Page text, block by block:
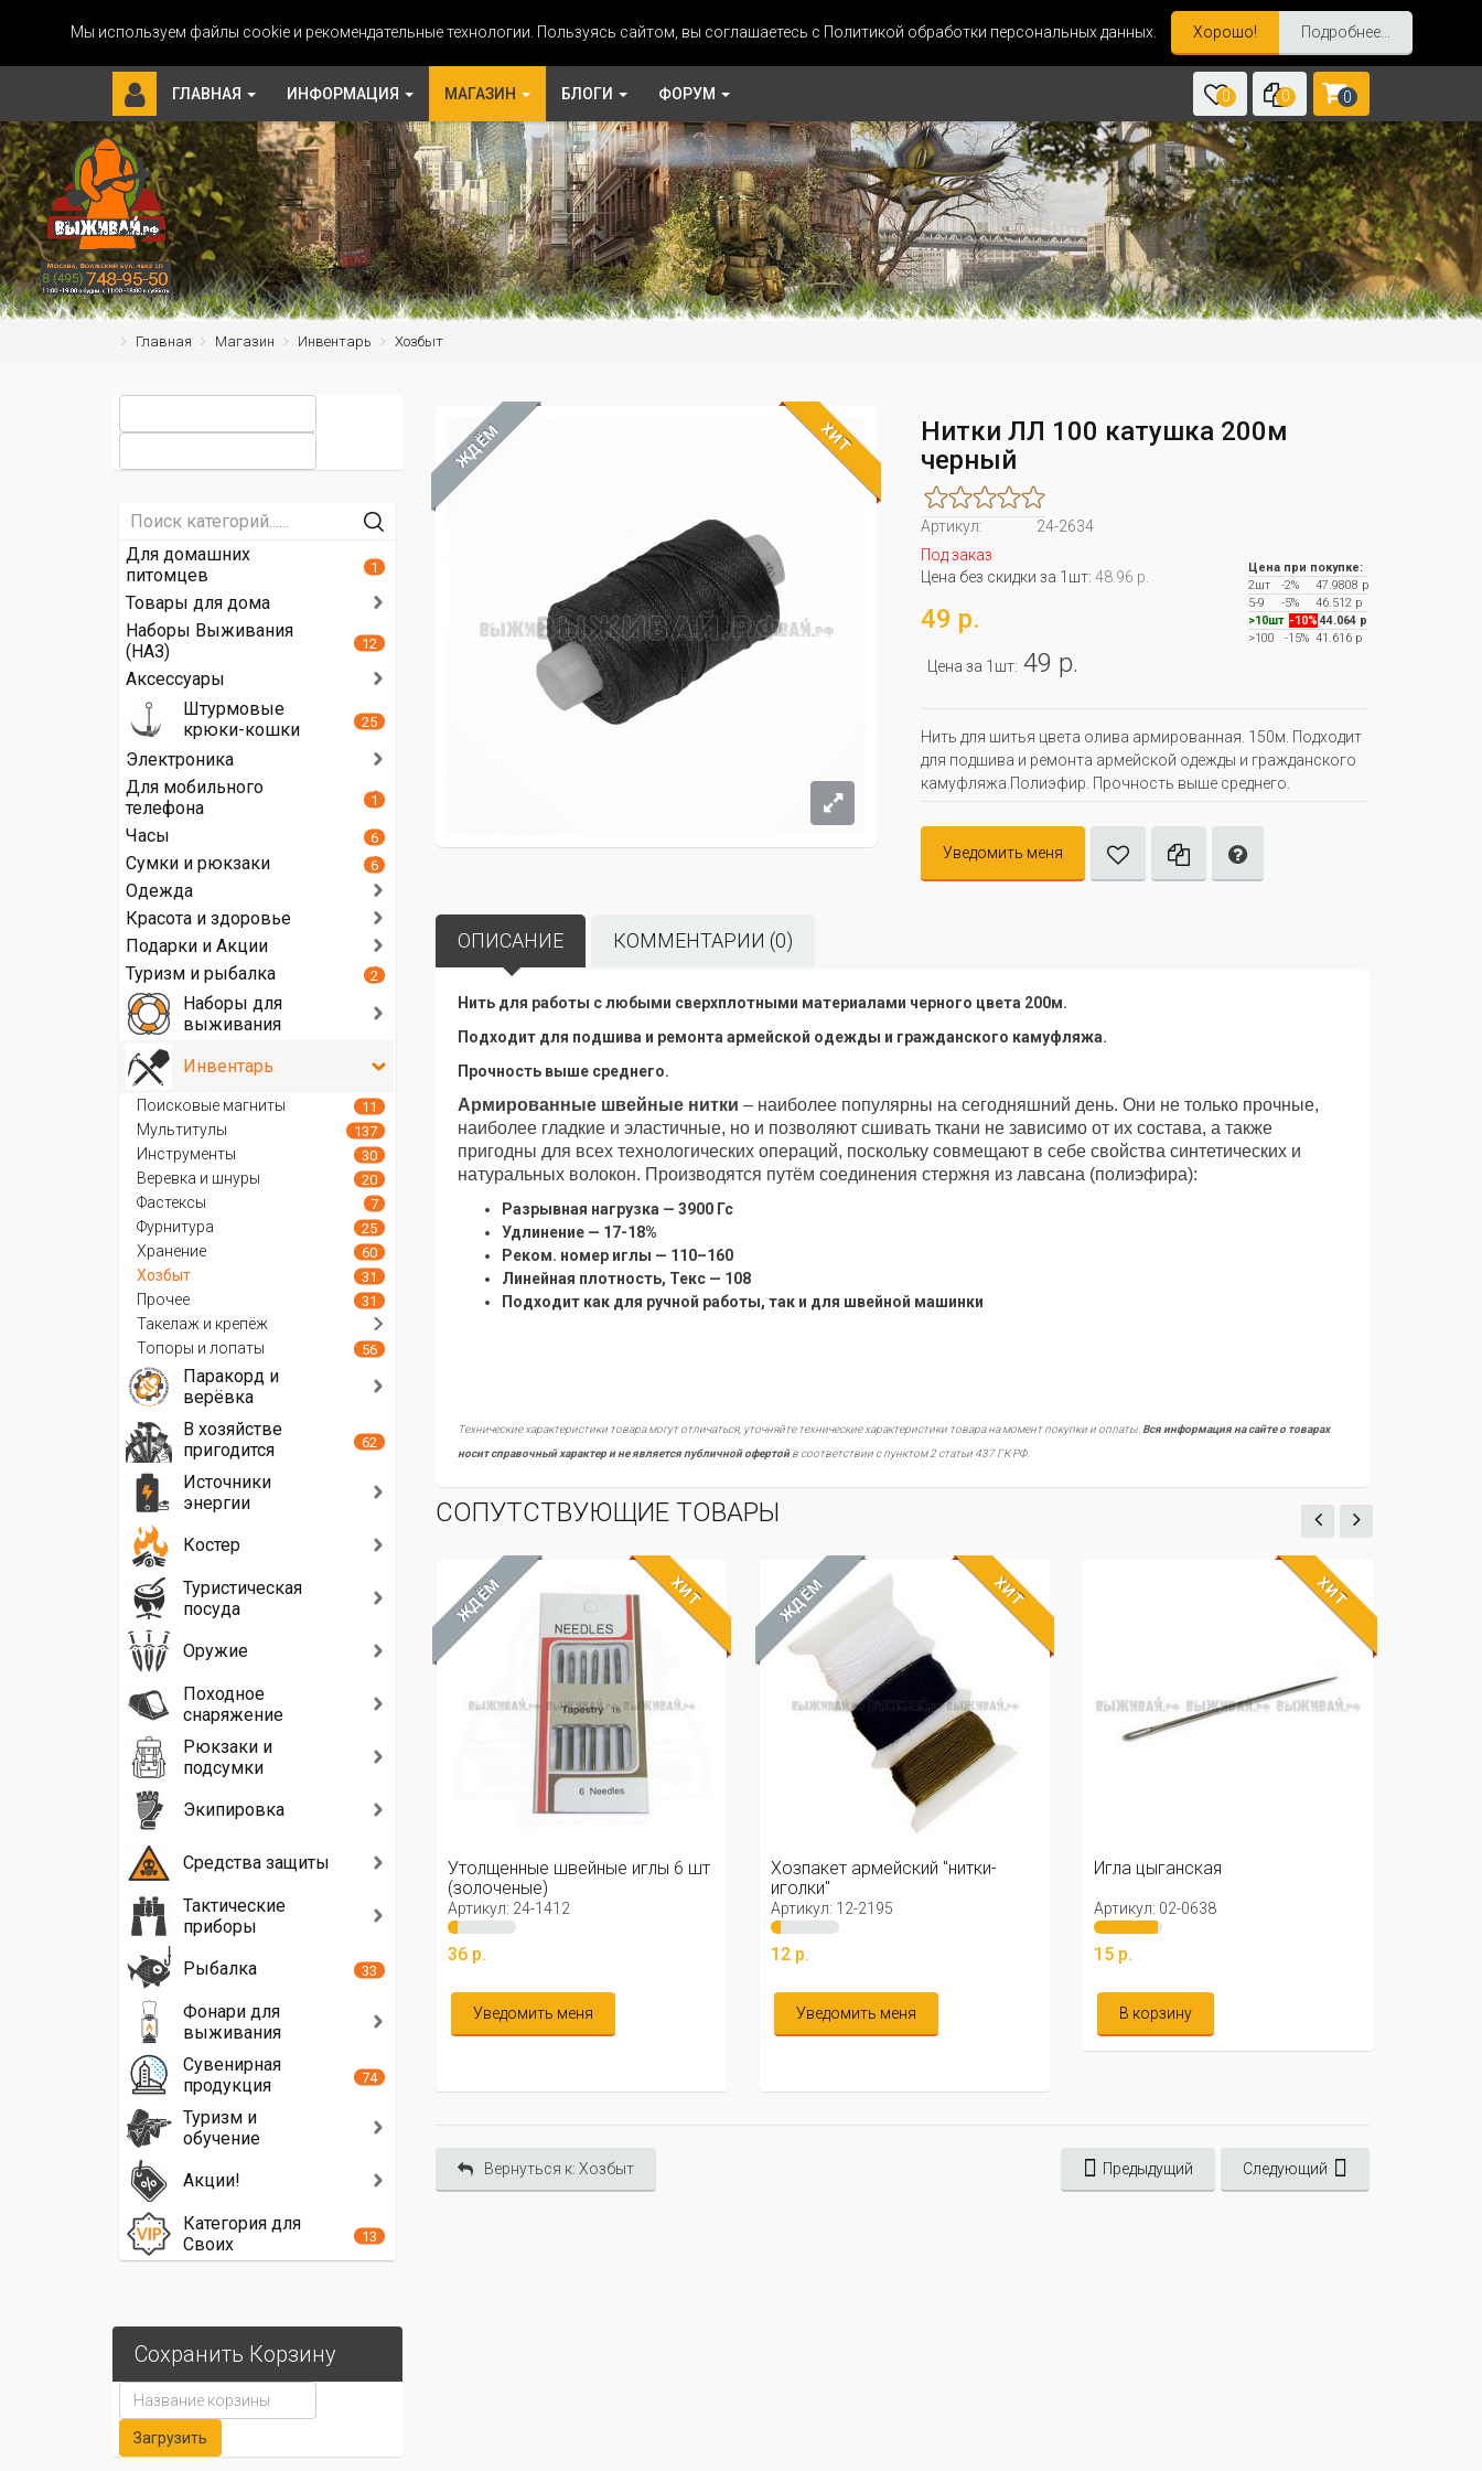
Мы используем файлы cookie и рекомендательные технологии. Пользуясь сайтом, вы соглашаетесь с Политикой обработки персональных данных. Хорошо! Подробнее...
ГЛАВНАЯ ИНФОРМАЦИЯ МАГАЗИН БЛОГИ ФОРУМ 0 0 0
Главная Магазин Инвентарь Хозбыт
ЖДЁМ ХИТ
Нитки ЛЛ 100 катушка 200м
черный
Артикул:
24-2634
Под заказ
Цена без скидки за 1шт: 48.96 р.
49 р.
Цена за 1шт: 49 р.
Цена при покупке:
2шт
-2%
47.9808 р
5-9
-5%
46.512 р
>10шт -10%44.064 р
>100
-15%41.616 р
Нить для шитья цвета олива армированная. 150м. Подходит
для подшива и ремонта армейской одежды и гражданского
камуфляжа.Полиэфир. Прочность выше среднего.
Уведомить меня
ОПИСАНИЕ КОММЕНТАРИИ (0)
Нить для работы с любыми сверхплотными материалами черного цвета 200м.
Подходит для подшива и ремонта армейской одежды и гражданского камуфляжа.
Прочность выше среднего.
Армированные швейные нитки – наиболее популярны на сегодняшний день. Они не только прочные,
наиболее гладкие и эластичные, но и позволяют сшивать ткани не зависимо от их состава, а также
пригодны для всех технологических операций, поскольку совмещают в себе свойства синтетических и
натуральных волокон. Производятся путём соединения стержня из лавсана (полиэфира):
Разрывная нагрузка — 3900 Гс
Удлинение — 17-18%
Реком. номер иглы — 110–160
Линейная плотность, Текс — 108
Подходит как для ручной работы, так и для швейной машинки
Технические характеристики товара могут отличаться, уточняйте технические характеристики товара на момент покупки и оплаты.Вся информация на сайте о товарах
носит справочный характер и не является публичной офертойв соответствии с пунктом 2 статьи 437 ГК РФ.
СОПУТСТВУЮЩИЕ ТОВАРЫ
ЖДЁМ ХИТ
Утолщенные швейные иглы 6 шт
(золоченые)
Артикул: 24-1412
36 р.
Уведомить меня
ЖДЁМ ХИТ
Хозпакет армейский "нитки-
иголки"
Артикул: 12-2195
12 р.
Уведомить меня
ХИТ
Игла цыганская
Артикул: 02-0638
15 р.
В корзину
Вернуться к: Хозбыт Предыдущий Следующий
Для домашних
питомцев
1
Товары для дома
Наборы Выживания
(НАЗ)
12
Аксессуары
Штурмовые
крюки-кошки
25
Электроника
Для мобильного
телефона
1
Часы 6
Сумки и рюкзаки 6
Одежда
Красота и здоровье
Подарки и Акции
Туризм и рыбалка
2
Наборы для
выживания
Инвентарь
Поисковые магниты 11
Мультитулы 137
Инструменты 30
Веревка и шнуры 20
Фастексы 7
Фурнитура 25
Хранение 60
Хозбыт 31
Прочее 31
Такелаж и крепёж
Топоры и лопаты
56
Паракорд и
верёвка
В хозяйстве
пригодится
62
Источники
энергии
Костер
Туристическая
посуда
Оружие
Походное
снаряжение
Рюкзаки и
подсумки
Экипировка
Средства защиты
Тактические
приборы
Рыбалка
33
Фонари для
выживания
Сувенирная
продукция
74
Туризм и
обучение
Акции!
Категория для
Своих
13
Сохранить Корзину